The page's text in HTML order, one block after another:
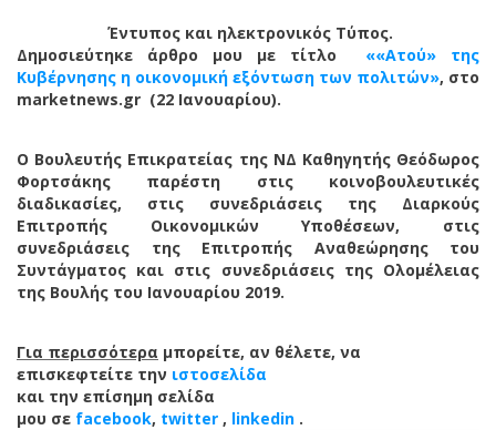
Έντυπος και ηλεκτρονικός Τύπος.
Δημοσιεύτηκε άρθρο μου με τίτλο ««Ατού» της
Κυβέρνησης η οικονομική εξόντωση των πολιτών», στο
marketnews.gr (22 Ιανουαρίου).
O Βουλευτής Επικρατείας της ΝΔ Καθηγητής Θεόδωρος
Φορτσάκης παρέστη στις κοινοβουλευτικές
διαδικασίες, στις συνεδριάσεις της Διαρκούς
Επιτροπής Οικονομικών Υποθέσεων, στις
συνεδριάσεις της Επιτροπής Αναθεώρησης του
Συντάγματος και στις συνεδριάσεις της Ολομέλειας
της Βουλής του Ιανουαρίου 2019.
Για περισσότερα μπορείτε, αν θέλετε, να
επισκεφτείτε την ιστοσελίδα
και την επίσημη σελίδα
μου σε facebook, twitter , linkedin .